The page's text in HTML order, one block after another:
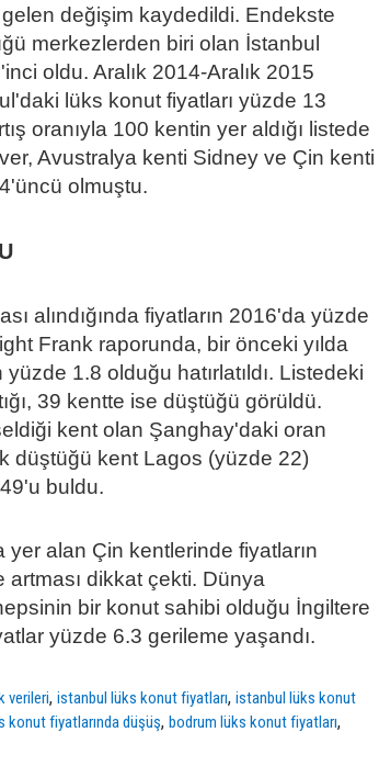
değişim kaydedildi. Endekste
merkezlerden biri olan İstanbul
oldu. Aralık 2014-Aralık 2015
lüks konut fiyatları yüzde 13
oranıyla 100 kentin yer aldığı listede
Avustralya kenti Sidney ve Çin kenti
olmuştu.
alındığında fiyatların 2016'da yüzde
Frank raporunda, bir önceki yılda
yüzde 1.8 olduğu hatırlatıldı. Listedeki
39 kentte ise düştüğü görüldü.
kent olan Şanghay'daki oran
düştüğü kent Lagos (yüzde 22)
buldu.
yer alan Çin kentlerinde fiyatların
artması dikkat çekti. Dünya
bir konut sahibi olduğu İngiltere
yüzde 6.3 gerileme yaşandı.
verileri,istanbul lüks konut fiyatları,istanbul lüks konut
konut fiyatlarında düşüş, bodrum lüks konut fiyatları,